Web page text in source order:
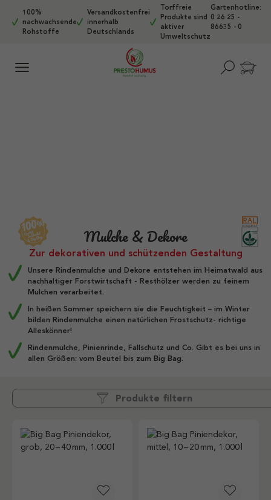
Zum Hauptinhalt springen
100%
nachwachsende
Rohstoffe
Versandkostenfrei
innerhalb
Deutschlands
Torffreie
Produkte sind
aktiver
Umweltschutz
Gartenhotline:
0 26 25 -
86635 - 0
Mulche & Dekore
Zur dekorativen und schützenden Gestaltung
Unsere Rindenmulche und Dekore entstehen im Heimatwald aus
nachhaltiger Forstwirtschaft - Resthölzer werden zu feinem
Mulchen verarbeitet.
In heißen Sommer speichern sie die Feuchtigkeit – im Winter
bilden Rindenmulche einen natürlichen Frostschutz- richtige
Alleskönner!
Rindenmulche, Pinienrinde, Fallschutz und Co. Gibt es bei uns in
allen Größen: vom Beutel bis zum Big Bag.
Produkte filtern